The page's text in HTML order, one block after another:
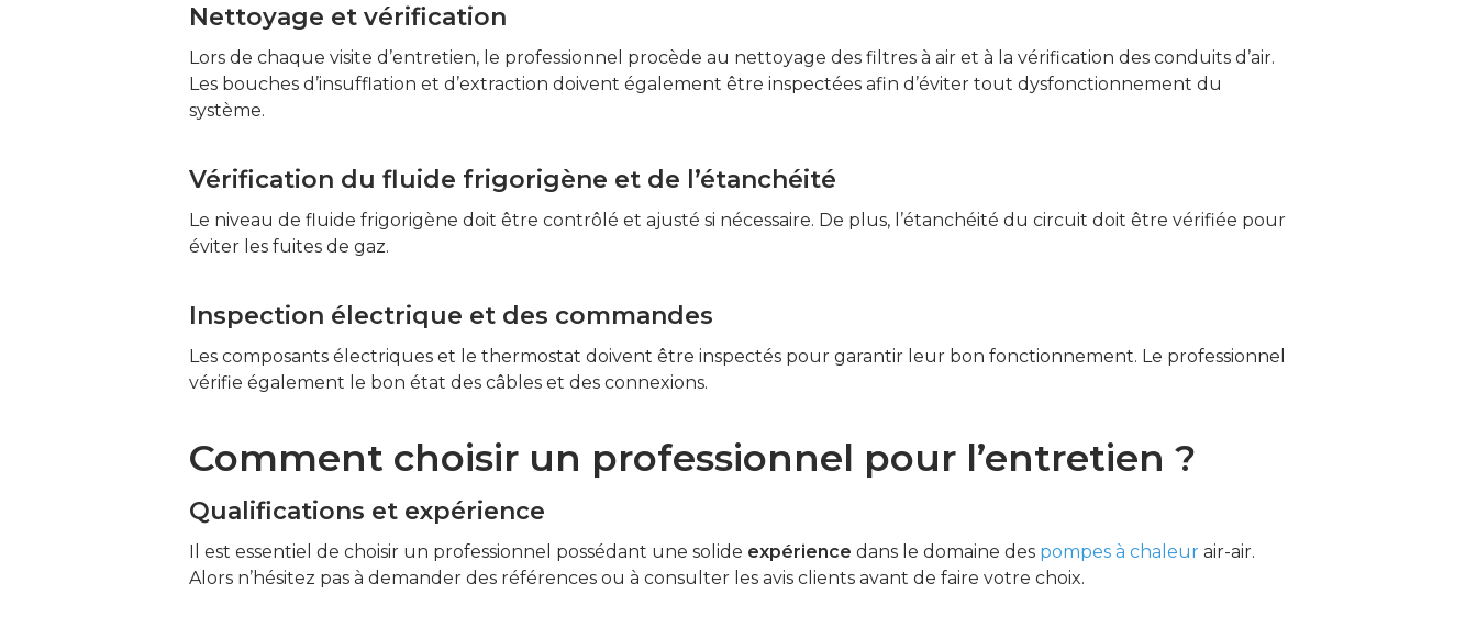
Nettoyage et vérification
Lors de chaque visite d’entretien, le professionnel procède au nettoyage des filtres à air et à la vérification des conduits d’air.
Les bouches d’insufflation et d’extraction doivent également être inspectées afin d’éviter tout dysfonctionnement du
système.
Vérification du fluide frigorigène et de l’étanchéité
Le niveau de fluide frigorigène doit être contrôlé et ajusté si nécessaire. De plus, l’étanchéité du circuit doit être vérifiée pour
éviter les fuites de gaz.
Inspection électrique et des commandes
Les composants électriques et le thermostat doivent être inspectés pour garantir leur bon fonctionnement. Le professionnel
vérifie également le bon état des câbles et des connexions.
Comment choisir un professionnel pour l’entretien ?
Qualifications et expérience
Il est essentiel de choisir un professionnel possédant une solide expérience dans le domaine des pompes à chaleur air-air.
Alors n’hésitez pas à demander des références ou à consulter les avis clients avant de faire votre choix.